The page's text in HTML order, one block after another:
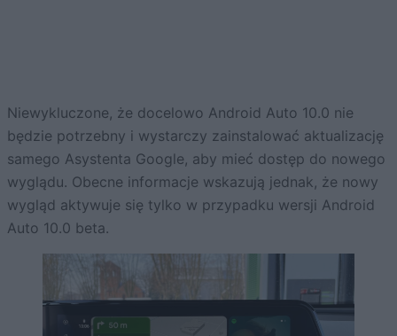
Niewykluczone, że docelowo Android Auto 10.0 nie
będzie potrzebny i wystarczy zainstalować aktualizację
samego Asystenta Google, aby mieć dostęp do nowego
wyglądu. Obecne informacje wskazują jednak, że nowy
wygląd aktywuje się tylko w przypadku wersji Android
Auto 10.0 beta.